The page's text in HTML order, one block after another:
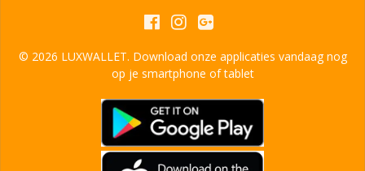
© 2026 LUXWALLET. Download onze applicaties vandaag nog
op je smartphone of tablet